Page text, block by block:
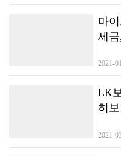
마
세금,
별
할
2021-
LK
히
2021-